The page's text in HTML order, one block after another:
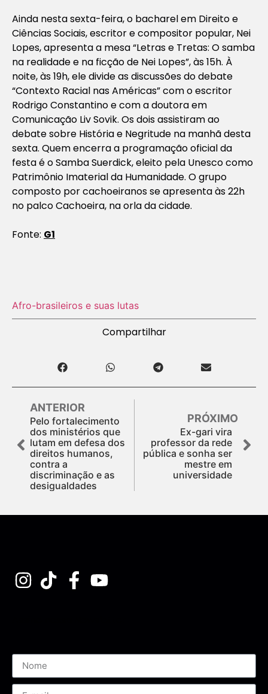
Ainda nesta sexta-feira, o bacharel em Direito e
Ciências Sociais, escritor e compositor popular, Nei
Lopes, apresenta a mesa “Letras e Tretas: O samba
na realidade e na ficção de Nei Lopes”, às 15h. À
noite, às 19h, ele divide as discussões do debate
“Contexto Racial nas Américas” com o escritor
Rodrigo Constantino e com a doutora em
Comunicação Liv Sovik. Os dois assistiram ao
debate sobre História e Negritude na manhã desta
sexta. Quem encerra a programação oficial da
festa é o Samba Suerdick, eleito pela Unesco como
Patrimônio Imaterial da Humanidade. O grupo
composto por cachoeiranos se apresenta às 22h
no palco Cachoeira, na orla da cidade.
Fonte: G1
Afro-brasileiros e suas lutas
Compartilhar
ANTERIOR
Pelo fortalecimento
dos ministérios que
lutam em defesa dos
direitos humanos,
contra a
discriminação e as
desigualdades
PRÓXIMO
Ex-gari vira
professor da rede
pública e sonha ser
mestre em
universidade